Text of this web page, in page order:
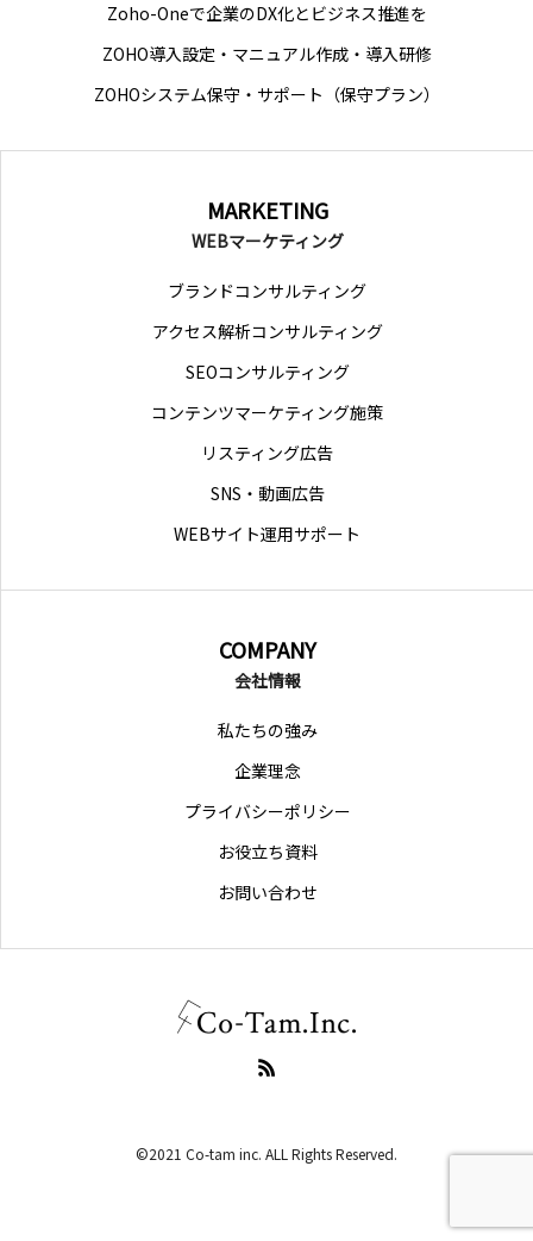
Zoho-Oneで企業のDX化とビジネス推進を
ZOHO導入設定・マニュアル作成・導入研修
ZOHOシステム保守・サポート（保守プラン）
MARKETING
WEBマーケティング
ブランドコンサルティング
アクセス解析コンサルティング
SEOコンサルティング
コンテンツマーケティング施策
リスティング広告
SNS・動画広告
WEBサイト運用サポート
COMPANY
会社情報
私たちの強み
企業理念
プライバシーポリシー
お役立ち資料
お問い合わせ
©2021 Co-tam inc. ALL Rights Reserved.